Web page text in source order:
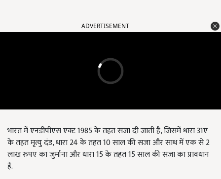
ADVERTISEMENT
भारत में एनडीपीएस एक्ट 1985 के तहत सजा दी जाती है, जिसमें धारा 31ए
के तहत मृत्यु दंड, धारा 24 के तहत 10 साल की सजा और साथ में एक से 2
लाख रुपए का जुर्माना और धारा 15 के तहत 15 साल की सजा का प्रावधान
है.